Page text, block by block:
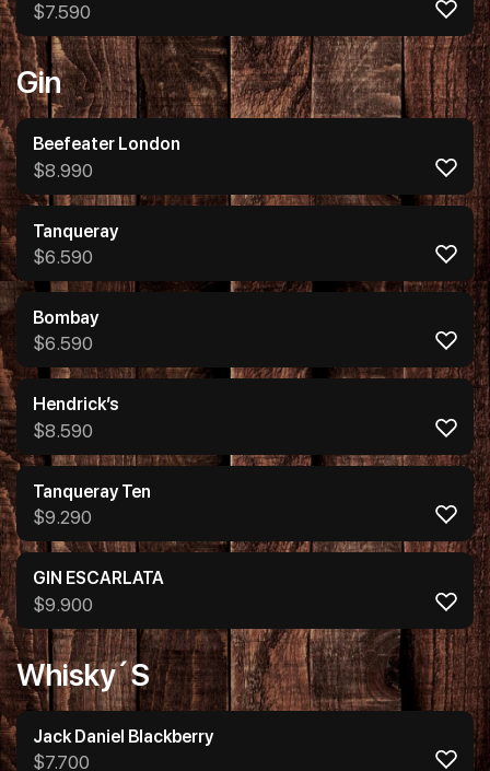
$7.590
Gin
Beefeater London
$8.990
Tanqueray
$6.590
Bombay
$6.590
Hendrick’s
$8.590
Tanqueray Ten
$9.290
GIN ESCARLATA
$9.900
Whisky´s
Jack Daniel Blackberry
$7.700